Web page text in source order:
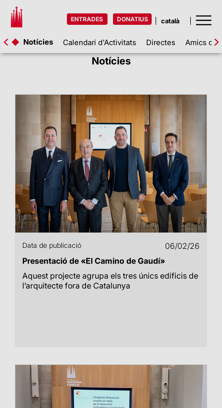
ENTRADES DONATIUS
Notícies Calendari d'Activitats Directes Amics de
Notícies
Data de publicació
06/02/26
Presentació de «El Camino de Gaudí»
Aquest projecte agrupa els tres únics edificis de
l’arquitecte fora de Catalunya